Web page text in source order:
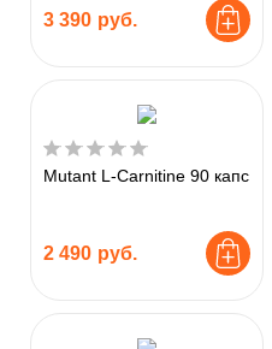
3 390 руб.
Mutant L-Carnitine 90 капс
2 490 руб.